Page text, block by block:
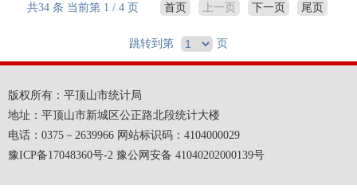
共34 条 当前第 1 / 4 页 首页 上一页 下一页 尾页
跳转到第 页
版权所有：平顶山市统计局
地址：平顶山市新城区公正路北段统计大楼
电话：0375－2639966 网站标识码：4104000029
豫ICP备17048360号-2 豫公网安备 41040202000139号